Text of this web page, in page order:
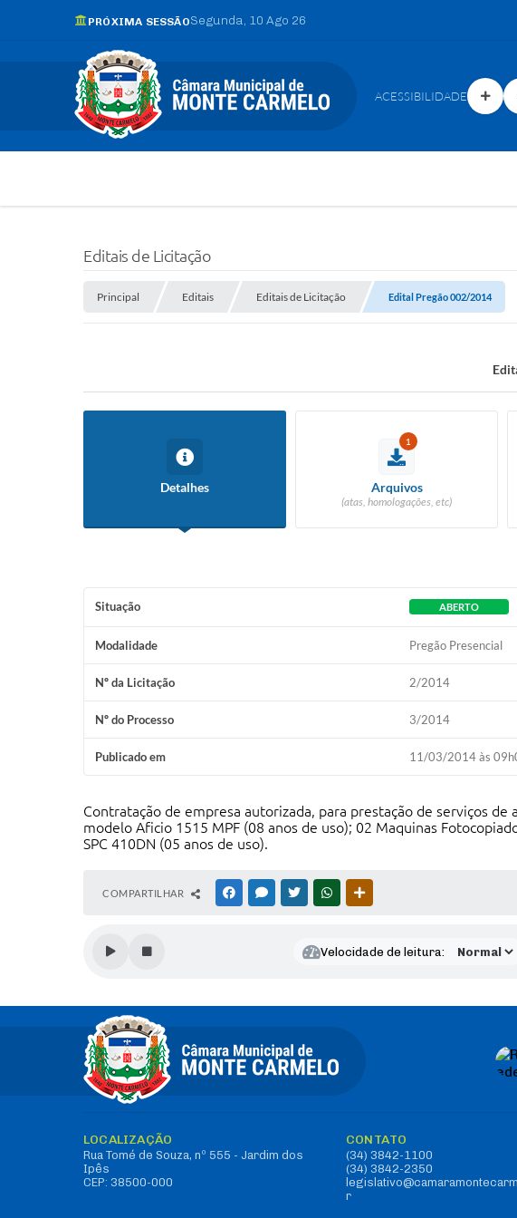
PRÓXIMA SESSÃOSegunda 10 Ago 26
ACESSIBILIDADE
Editais de Licitação
Principal Editais Editais de Licitação Edital Pregão 002/2014
Detalhes
1
Arquivos
(atas, homologações, etc)
Situação ABERTO
Modalidade Pregão Presencial
Nº da Licitação 2/2014
Nº do Processo 3/2014
Publicado em 11/03/2014 às
Contratação de empresa autorizada, para prestação de serviços
modelo Aficio 1515 MPF (08 anos de uso); 02 Maquinas
SPC 410DN (05 anos de uso).
COMPARTILHAR FACEBOOKMESSENGER
TWITTERWHATSAPP
Velocidade de leitura:
LOCALIZAÇÃO
Rua Tomé de Souza, nº 555 - Jardim dos
Ipês
CEP: 38500-000
CONTATO
(34) 3842-1100
(34) 3842-2350
r